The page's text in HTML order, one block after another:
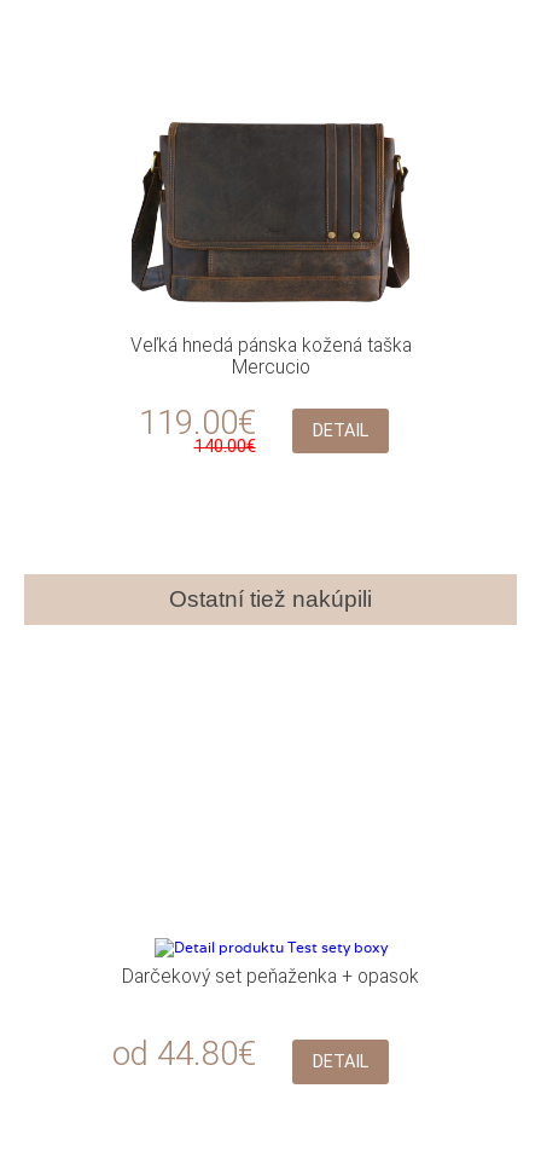
Veľká hnedá pánska kožená taška
Mercucio
119.00€
140.00€
DETAIL
Ostatní tiež nakúpili
Darčekový set peňaženka + opasok
od 44.80€ DETAIL